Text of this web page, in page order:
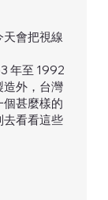
會把視線
年至 1992
造外，台灣
甚麼樣的
去看看這些